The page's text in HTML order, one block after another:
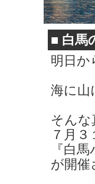
■ 白馬
明日か
海に山
そんな
７月３
『白
が開催